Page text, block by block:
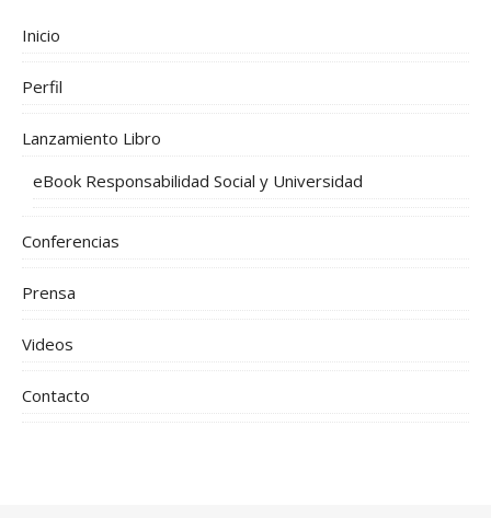
Inicio
Perfil
Lanzamiento Libro
eBook Responsabilidad Social y Universidad
Conferencias
Prensa
Videos
Contacto